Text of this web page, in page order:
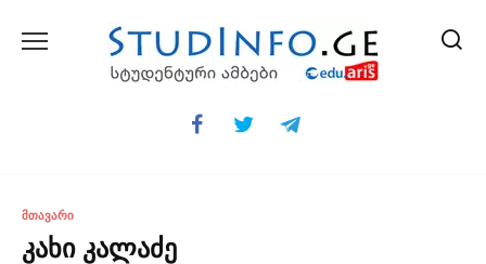
ᲛᲗᲐᲕᲐᲠᲘ
კახი კალაძე